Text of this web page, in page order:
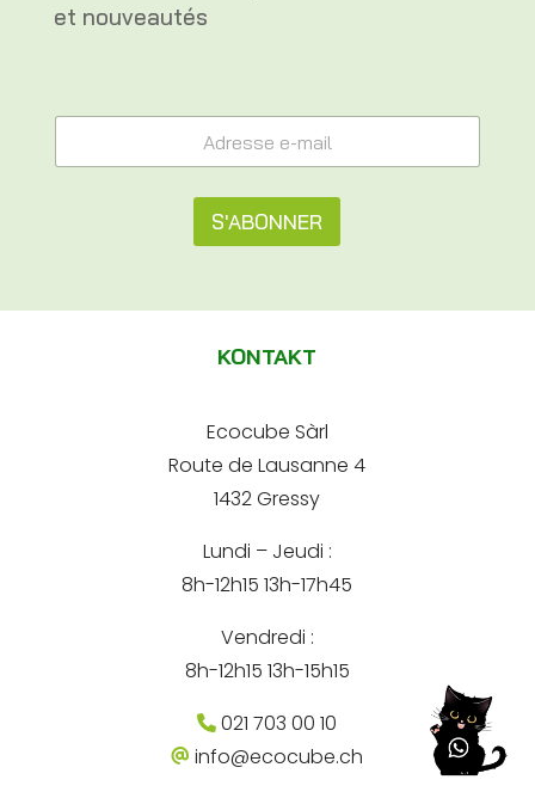
et nouveautés
r
A
r
-
S'ABONNER
KONTAKT
Ecocube Sàrl
Route de Lausanne 4
1432 Gressy
Lundi – Jeudi :
8h-12h15 13h-17h45
Vendredi :
8h-12h15 13h-15h15
021 703 00 10
info@ecocube.ch